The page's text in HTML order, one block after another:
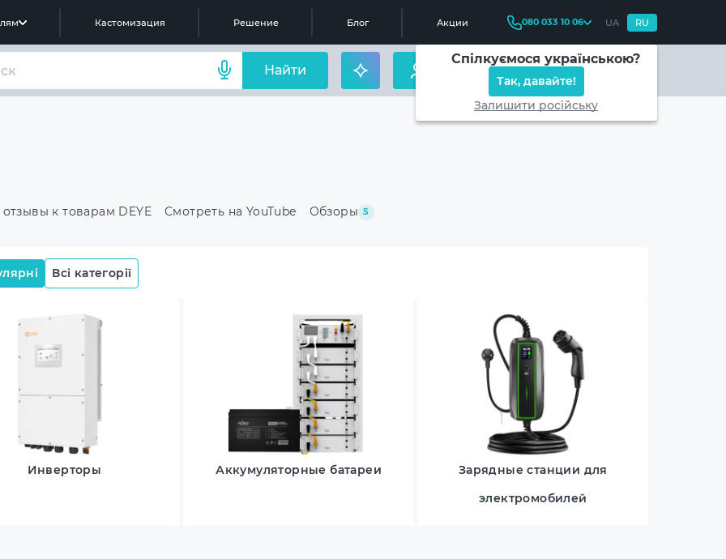
Кастомизация Решение Блог Акции 080 033 10 06 UA RU
Спілкуємося українською?
Так, давайте!
Залишити російську
Найти
к товарам DEYE Смотреть на YouTube Обзоры 5
Всі категорії
Инверторы Аккумуляторные батареи
Зарядные станции для
электромобилей